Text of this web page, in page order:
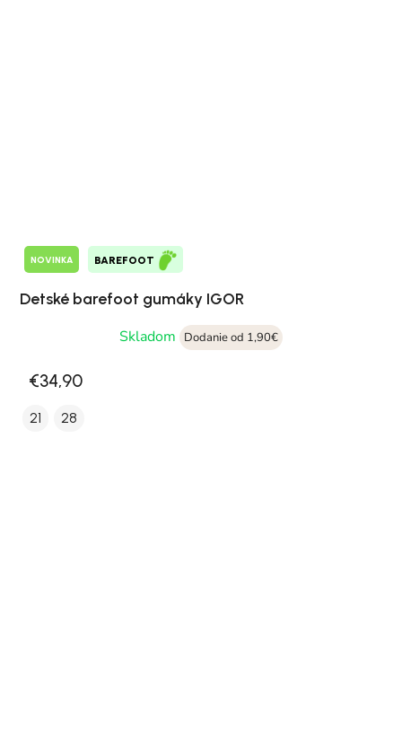
NOVINKA BAREFOOT
Detské barefoot gumáky IGOR
Skladom
Dodanie od 1,90€
€34,90
21 28